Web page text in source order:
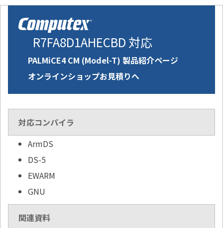
R7FA8D1AHECBD 対応
PALMiCE4 CM (Model-T) 製品紹介ページ
オンラインショップお見積りへ
対応コンパイラ
ArmDS
DS-5
EWARM
GNU
関連資料